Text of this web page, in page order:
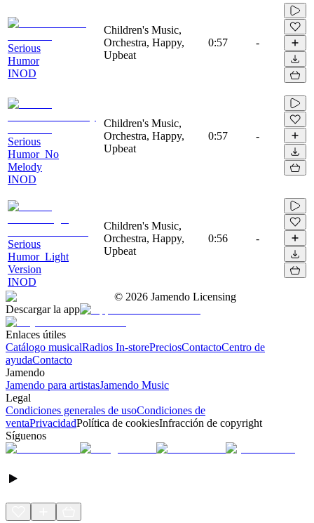
Serious
Humor
INOD
Children's Music,
Orchestra, Happy,
Upbeat
0:57 -
Serious
Humor_No
Melody
INOD
Children's Music,
Orchestra, Happy,
Upbeat
0:57 -
Serious
Humor_Light
Version
INOD
Children's Music,
Orchestra, Happy,
Upbeat
0:56 -
© 2026 Jamendo Licensing
Descargar la app
Enlaces útiles
Catálogo musicalRadios In-storePreciosContactoCentro de
ayudaContacto
Jamendo
Jamendo para artistasJamendo Music
Legal
Condiciones generales de usoCondiciones de
ventaPrivacidadPolítica de cookiesInfracción de copyright
Síguenos